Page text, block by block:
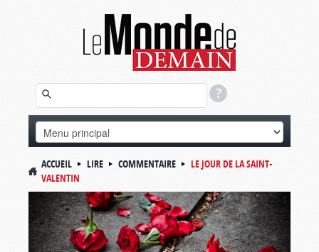
ACCUEIL LIRE COMMENTAIRE
LE JOUR DE LA SAINT-
VALENTIN